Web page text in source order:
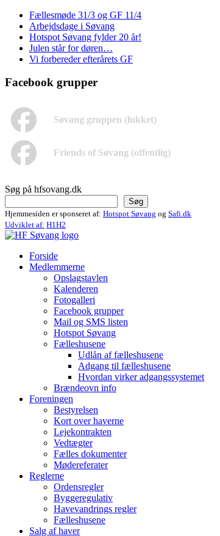
Fællesmøde 31/3 og GF 11/4
Arbejdsdage i Søvang
Hotspot Søvang fylder 20 år!
Julen står for døren…
Vi forbereder efterårets GF
Facebook grupper
Søvang gruppen (lukket)
Friends of Søvang (offentlig)
Søg på hfsovang.dk
Søg
Hjemmesiden er sponseret af: Hotspot Søvang og Safi.dk
Udviklet af: H1H2
Forside
Medlemmerne
Opslagstavlen
Kalenderen
Fotogalleri
Facebook grupper
Mail og SMS listen
Hotspot Søvang
Fælleshusene
Udlån af fælleshusene
Adgang til fælleshusene
Hvordan virker adgangssystemet
Brændeovn info
Foreningen
Bestyrelsen
Kort over haverne
Lejekontrakten
Vedtægter
Fælles dokumenter
Mødereferater
Reglerne
Ordensregler
Byggeregulativ
Havevandrings regler
Fælleshusene
Salg af haver